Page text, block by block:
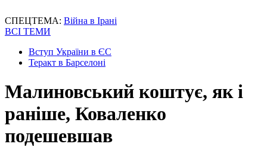
СПЕЦТЕМА: Війна в Ірані
ВСІ ТЕМИ
Вступ України в ЄС
Теракт в Барселоні
Малиновський коштує, як і
раніше, Коваленко
подешевшав